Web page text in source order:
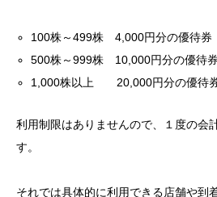
100株～499株 4,000円分の優待券
500株～999株 10,000円分の優待券
1,000株以上 20,000円分の優待券
利用制限はありませんので、１度の会
す。
それでは具体的に利用できる店舗や到